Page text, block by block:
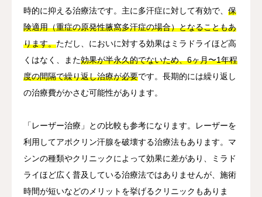
時的に抑える治療法です。主に多汗症に対して有効で、 保
険適用（重症の原発性腋窩多汗症の場合）となることもあ
ります。ただし、においに対する効果はミラドライほど高
くはなく、また効果が半永久的でないため、6ヶ月〜1年程
度の間隔で繰り返し治療が必要です。長期的には繰り返し
の治療費がかさむ可能性があります。
「レーザー治療」との比較も参考になります。レーザーを
利用してアポクリン汗腺を破壊する治療法もあります。マ
シンの種類やクリニックによって効果に差があり、ミラド
ライほど広く普及している治療法ではありませんが、施術
時間が短いなどのメリットを挙げるクリニックもありま